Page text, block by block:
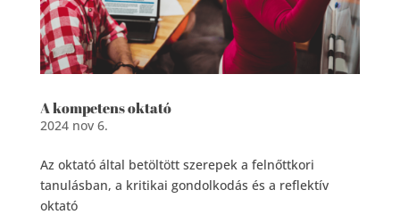
A kompetens oktató
2024 nov 6.
Az oktató által betöltött szerepek a felnőttkori
tanulásban, a kritikai gondolkodás és a reflektív
oktató